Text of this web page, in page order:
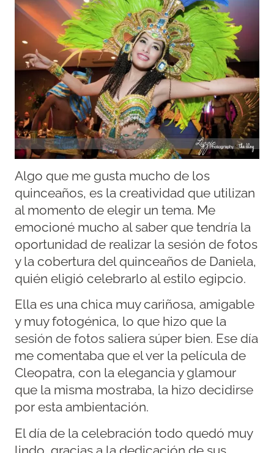
Algo que me gusta mucho de los
quinceaños, es la creatividad que utilizan
al momento de elegir un tema. Me
emocioné mucho al saber que tendría la
oportunidad de realizar la sesión de fotos
y la cobertura del quinceaños de Daniela,
quién eligió celebrarlo al estilo egipcio.
Ella es una chica muy cariñosa, amigable
y muy fotogénica, lo que hizo que la
sesión de fotos saliera súper bien. Ese día
me comentaba que el ver la película de
Cleopatra, con la elegancia y glamour
que la misma mostraba, la hizo decidirse
por esta ambientación.
El día de la celebración todo quedó muy